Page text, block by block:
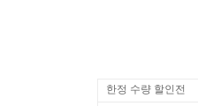
한정 수량 할인전